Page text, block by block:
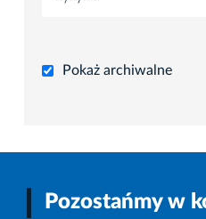
Pokaż archiwalne
Pozostańmy w